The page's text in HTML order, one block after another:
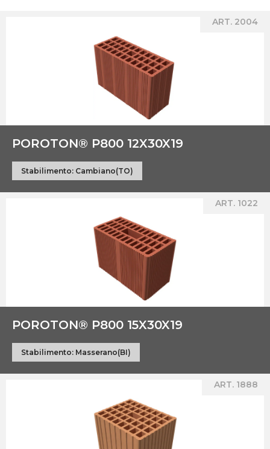
ART. 2004
POROTON® P800 12X30X19
Stabilimento: Cambiano(TO)
ART. 1022
POROTON® P800 15X30X19
Stabilimento: Masserano(BI)
ART. 1888